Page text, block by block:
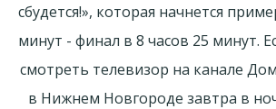
сбудется!», которая начнется
минут - финал в 8 часов 25 минут.
смотреть телевизор на канале
в Нижнем Новгороде завтра в